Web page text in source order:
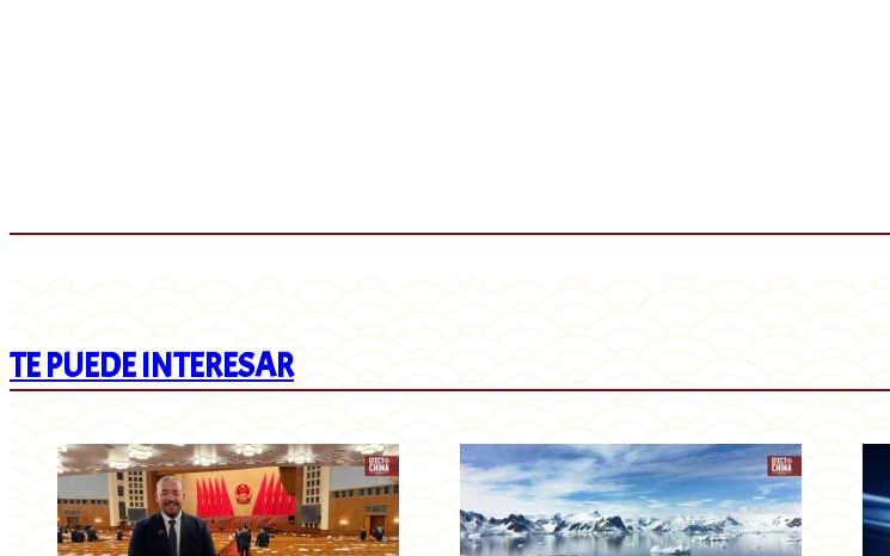
TE PUEDE INTERESAR